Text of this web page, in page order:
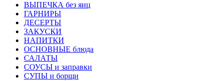
ВЫПЕЧКА без яиц
ГАРНИРЫ
ДЕСЕРТЫ
ЗАКУСКИ
НАПИТКИ
ОСНОВНЫЕ блюда
САЛАТЫ
СОУСЫ и заправки
СУПЫ и борщи